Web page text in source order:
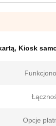
, Kiosk
Opcje